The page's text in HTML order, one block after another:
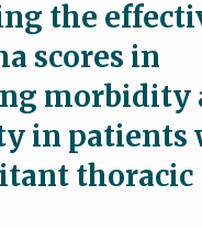
the
scores in
morbidity
in patients
thoracic